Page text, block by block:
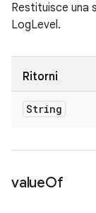
Restituisce una
LogLevel.
Ritorni
String
valueOf